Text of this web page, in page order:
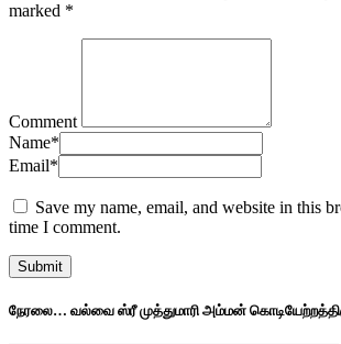
marked *
Comment
Name*
Email*
Save my name, email, and website in this
time I comment.
நேரலை… வல்வை ஸ்ரீ முத்துமாரி அம்மன்